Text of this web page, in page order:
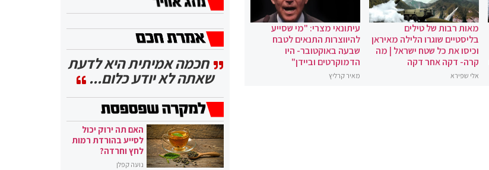
מאות רבות של טילים
בליסטיים שוגרו הלילה מאיראן
וכיסו את כל שטח ישראל | מה
קרה- דקה אחר דקה
אלי שפירא
עיתונאי מצרי: "מי שסייע
להיווצרות התנאים לטבח
שבעה באוקטובר- היו
הדמוקרטים וביידן"
מאיר קרליץ
חכמה אמיתית היא לדעת
שאתה לא יודע כלום...
האם תה ירוק יכול
לסייע בהורדת רמות
לחץ וחרדה?
נועה קפלן